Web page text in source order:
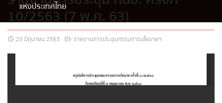
แห่งประเทศไทย
10/2563 (7 พ.ค. 63)
23 มิถุนายน 2563 รายงานการประชุมกรรมการนโยบายฯ